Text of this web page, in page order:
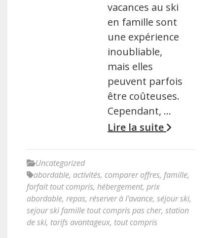
vacances au ski
en famille sont
une expérience
inoubliable,
mais elles
peuvent parfois
être coûteuses.
Cependant, …
Lire la suite
Uncategorized
abordable, activités, comparer offres, famille,
forfait tout compris, hébergement, prix
abordable, repas, réserver à l'avance, séjour ski,
sejour ski famille tout compris pas cher, station
de ski, tarifs avantageux, tout compris